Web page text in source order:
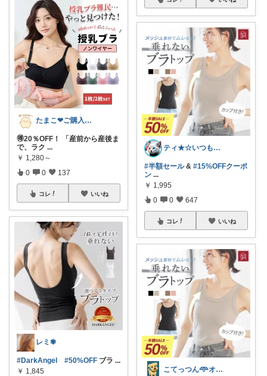
たまこ❤ご購入感謝！
🉐20％OFF！ 「産前から産後ま
で、ラク ...
￥ 1,280～
0 0 137
コレ いいね
レミ✾
#DarkAngel #50%OFF ブラ ...
￥ 1,845
ティ★☆いつもありがとうございます♪☆★
#半額セール& #15%OFFクーポ
ン ...
￥ 1,995
0 0 647
コレ いいね
こてっつん𖥸オイシイとカワイイはセイギ